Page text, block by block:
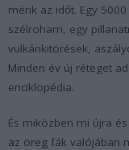
mérik az időt. Egy
szélroham, egy
vulkánkitörések,
Minden év új réteget
enciklopédia.
És miközben mi újra
az öreg fák valójában